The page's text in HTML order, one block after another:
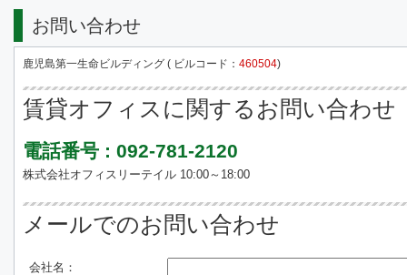
お問い合わせ
鹿児島第一生命ビルディング ( ビルコード： 460504)
賃貸オフィスに関するお問い合わせ
電話番号 : 092-781-2120
株式会社オフィスリーテイル 10:00～18:00
メールでのお問い合わせ
会社名：